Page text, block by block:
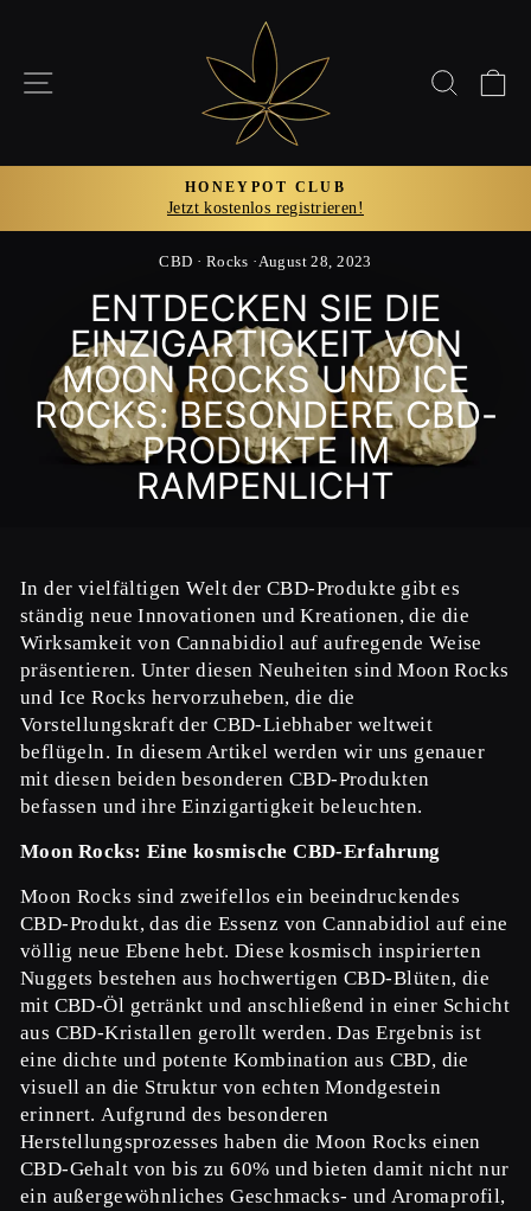
Inhalt
SEITENNAVIGATION
Pause
HONEYPOT CLUB
Jetzt kostenlos registrieren!
CBD · Rocks ·August 28, 2023
ENTDECKEN SIE DIE
EINZIGARTIGKEIT VON
MOON ROCKS UND ICE
ROCKS: BESONDERE CBD-
PRODUKTE IM
RAMPENLICHT
In der vielfältigen Welt der CBD-Produkte gibt es
ständig neue Innovationen und Kreationen, die die
Wirksamkeit von Cannabidiol auf aufregende Weise
präsentieren. Unter diesen Neuheiten sind Moon Rocks
und Ice Rocks hervorzuheben, die die
Vorstellungskraft der CBD-Liebhaber weltweit
beflügeln. In diesem Artikel werden wir uns genauer
mit diesen beiden besonderen CBD-Produkten
befassen und ihre Einzigartigkeit beleuchten.
Moon Rocks: Eine kosmische CBD-Erfahrung
Moon Rocks sind zweifellos ein beeindruckendes
CBD-Produkt, das die Essenz von Cannabidiol auf eine
völlig neue Ebene hebt. Diese kosmisch inspirierten
Nuggets bestehen aus hochwertigen CBD-Blüten, die
mit CBD-Öl getränkt und anschließend in einer Schicht
aus CBD-Kristallen gerollt werden. Das Ergebnis ist
eine dichte und potente Kombination aus CBD, die
visuell an die Struktur von echten Mondgestein
erinnert. Aufgrund des besonderen
Herstellungsprozesses haben dieMoon Rocks einen
CBD-Gehalt von bis zu 60% und bieten damit nicht nur
ein außergewöhnliches Geschmacks- und Aromaprofil,